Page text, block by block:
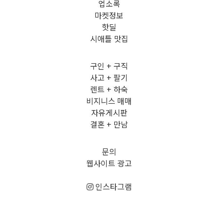
업소록
마켓정보
핫딜
시애틀 맛집
구인 + 구직
사고 + 팔기
렌트 + 하숙
비지니스 매매
자유게시판
결혼 + 만남
문의
웹사이트 광고
인스타그램